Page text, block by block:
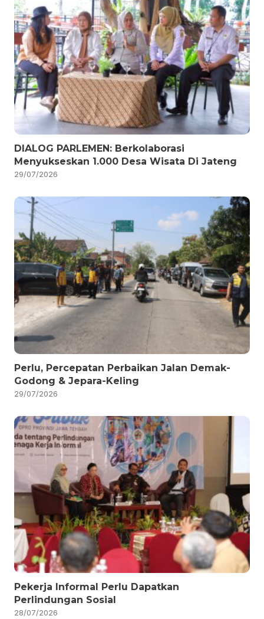
DIALOG PARLEMEN: Berkolaborasi
Menyukseskan 1.000 Desa Wisata Di Jateng
29/07/2026
Perlu, Percepatan Perbaikan Jalan Demak-
Godong & Jepara-Keling
29/07/2026
Pekerja Informal Perlu Dapatkan
Perlindungan Sosial
28/07/2026